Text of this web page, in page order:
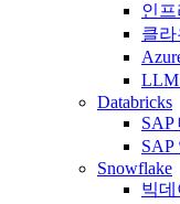
인
클
LLM
Databricks
Snowflake
빅